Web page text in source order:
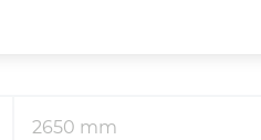
2650 mm